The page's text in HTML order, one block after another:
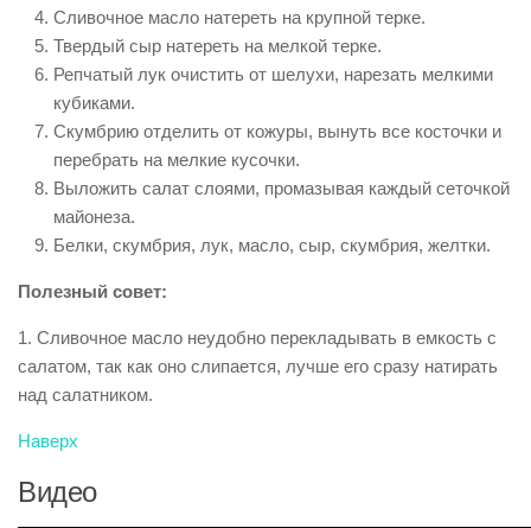
Сливочное масло натереть на крупной терке.
Твердый сыр натереть на мелкой терке.
Репчатый лук очистить от шелухи, нарезать мелкими
кубиками.
Скумбрию отделить от кожуры, вынуть все косточки и
перебрать на мелкие кусочки.
Выложить салат слоями, промазывая каждый сеточкой
майонеза.
Белки, скумбрия, лук, масло, сыр, скумбрия, желтки.
Полезный совет:
1. Сливочное масло неудобно перекладывать в емкость с
салатом, так как оно слипается, лучше его сразу натирать
над салатником.
Наверх
Видео